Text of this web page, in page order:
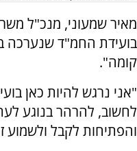
בועידת החמ"ד שנערכה
קומה".
"אני נרגש להיות כאן
לחשוב, להרהר בנוגע
והפתיחות לקבל